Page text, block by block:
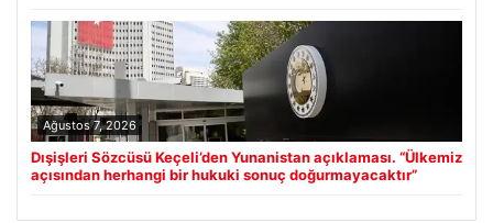
Ağustos 7, 2026
Dışişleri Sözcüsü Keçeli’den Yunanistan açıklaması. “Ülkemiz
açısından herhangi bir hukuki sonuç doğurmayacaktır”